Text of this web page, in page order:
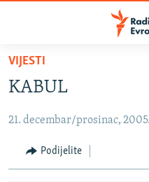
Pređite
glavni
Pređite
SRBIJA
KOSOVO
VIJESTI
KABUL
21. decembar/prosinac, 2005.
Podijelite